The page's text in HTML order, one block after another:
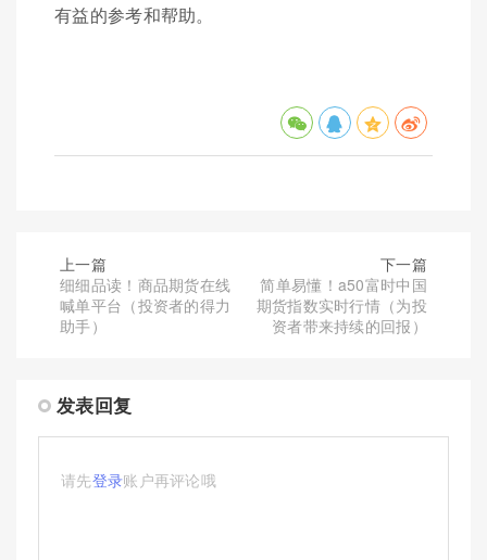
有益的参考和帮助。
上一篇
细细品读！商品期货在线
喊单平台（投资者的得力
助手）
下一篇
简单易懂！a50富时中国
期货指数实时行情（为投
资者带来持续的回报）
发表回复
请先登录账户再评论哦